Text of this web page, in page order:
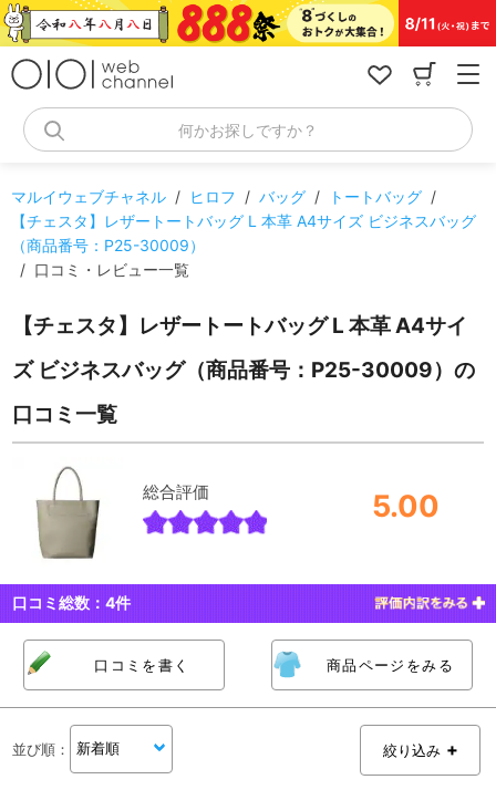
コ
ン
何かお探しですか？
マルイウェブチャネル / ヒロフ / バッグ / トートバッグ /
【チェスタ】レザートートバッグ L 本革 A4サイズ ビジネスバッグ
（商品番号：P25-30009）
/ 口コミ・レビュー一覧
【チェスタ】レザートートバッグ L 本革 A4サイ
ズ ビジネスバッグ（商品番号：P25-30009）の
口コミ一覧
総合評価 5.00
口コミ総数：4件
口コミを書く 商品ページをみる
並び順 ： 絞り込み